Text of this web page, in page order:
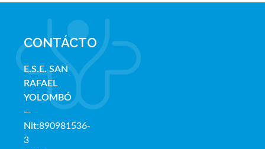
CONTÁCTO
E.S.E. SAN
RAFAEL
YOLOMBÓ
—
Nit:890981536-
3